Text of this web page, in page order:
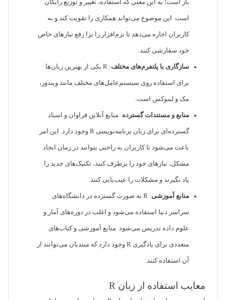
باز است؛ به این معنی که استفاده، تغییر و توزیع رایگان
است. این موضوع می‌تواند همکاری را تقویت کند و به
کاربران اجازه می‌دهد تا نرم‌افزار را برا رفع نیازهای خاص
خود سفارشی کنند.
سازگاری با پلتفرم‌های مختلف : R یکی از بهترین زبان‌ها
برای استفاده روی سیستم‌عامل‌های مختلف مانند ویندوز،
مک و لینوکس است.
منابع و مستندات گسترده: منابع آنلاین فراوان و اسناد
گسترده‌ای برای زبان برنامه‌نویسی R وجود دارد. این امر
باعث می‌شود تا کاربران به راحتی بتوانند در زمان ایجاد
مشکل، نیازهای خود را برطرف کنند، تکنیک‌های جدید را
یاد بگیرند و مشکلات را عیب‌یابی کنند.
منابع آموزشی : R به صورت گسترده در دانشگاه‌های
سراسر دنیا استفاده می‌شود و اغلب در دوره‌های آمار و
علوم داده تدریس می‌شود. منابع آموزشی و کتاب‌های
متعددی برای یادگیری R وجود دارد که مبتدیان می‌توانند از
آن استفاده کنند.
معایب استفاده از زبان R